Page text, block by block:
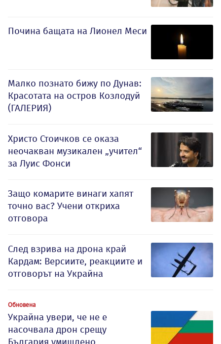
Почина бащата на Лионел Меси
Малко познато бижу по Дунав:
Красотата на остров Козлодуй
(ГАЛЕРИЯ)
Христо Стоичков се оказа
неочакван музикален „учител“
за Луис Фонси
Защо комарите винаги хапят
точно вас? Учени откриха
отговора
След взрива на дрона край
Кардам: Версиите, реакциите и
отговорът на Украйна
Обновена
Украйна увери, че не е
насочвала дрон срещу